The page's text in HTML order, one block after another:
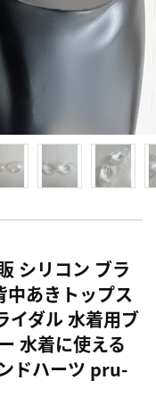
シリコン ブラ
中あきトップス
イダル 水着用ブ
水着に使える
ドハーツ pru-